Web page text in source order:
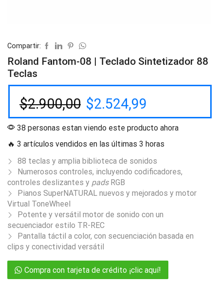
Compartir:
Roland Fantom-08 | Teclado Sintetizador 88
Teclas
$2.900,00 $2.524,99
38 personas estan viendo este producto ahora
🔥 3 artículos vendidos en las últimas 3 horas
88 teclas y amplia biblioteca de sonidos
Numerosos controles, incluyendo codificadores,
controles deslizantes y padsRGB
Pianos SuperNATURAL nuevos y mejorados y motor
Virtual ToneWheel
Potente y versátil motor de sonido con un
secuenciador estilo TR-REC
Pantalla táctil a color, con secuenciación basada en
clips y conectividad versátil
Compra con tarjeta de crédito ¡clic aquí!